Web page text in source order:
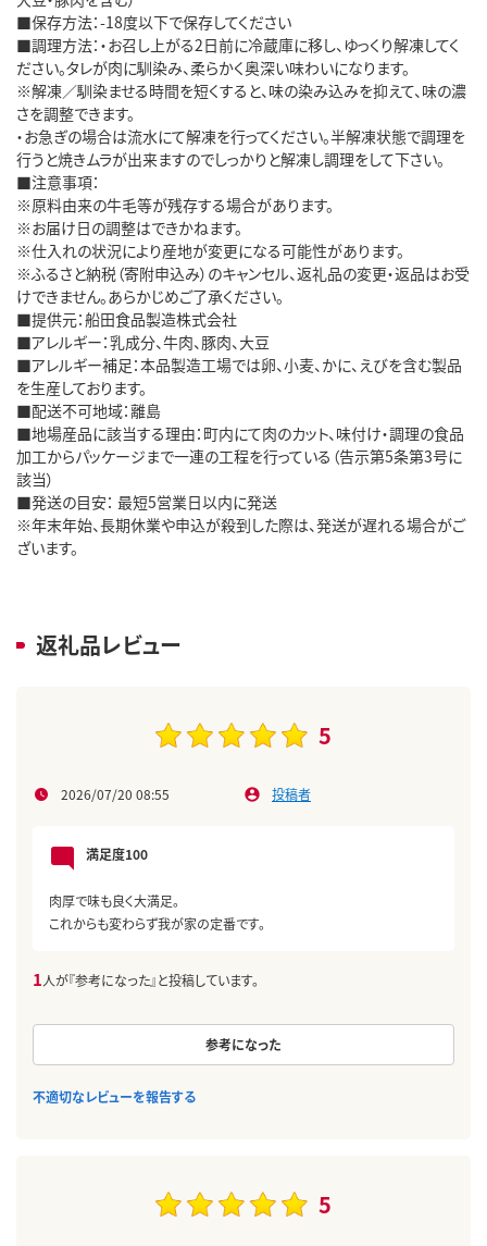
■保存方法：-18度以下で保存してください
■調理方法：・お召し上がる2日前に冷蔵庫に移し、ゆっくり解凍してく
ださい。タレが肉に馴染み、柔らかく奥深い味わいになります。
※解凍／馴染ませる時間を短くすると、味の染み込みを抑えて、味の濃
さを調整できます。
・お急ぎの場合は流水にて解凍を行ってください。半解凍状態で調理を
行うと焼きムラが出来ますのでしっかりと解凍し調理をして下さい。
■注意事項：
※原料由来の牛毛等が残存する場合があります。
※お届け日の調整はできかねます。
※仕入れの状況により産地が変更になる可能性があります。
※ふるさと納税（寄附申込み）のキャンセル、返礼品の変更・返品はお受
けできません。あらかじめご了承ください。
■提供元：船田食品製造株式会社
■アレルギー：乳成分、牛肉、豚肉、大豆
■アレルギー補足：本品製造工場では卵、小麦、かに、えびを含む製品
を生産しております。
■配送不可地域：離島
■地場産品に該当する理由：町内にて肉のカット、味付け・調理の食品
加工からパッケージまで一連の工程を行っている（告示第5条第3号に
該当）
■発送の目安： 最短5営業日以内に発送
※年末年始、長期休業や申込が殺到した際は、発送が遅れる場合がご
ざいます。
返礼品レビュー
5
2026/07/20 08:55 投稿者
満足度100
肉厚で味も良く大満足。
これからも変わらず我が家の定番です。
1人が『参考になった』と投稿しています。
参考になった
不適切なレビューを報告する
5